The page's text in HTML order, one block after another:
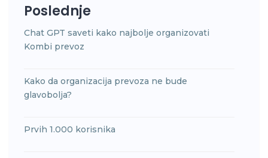
Poslednje
Chat GPT saveti kako najbolje organizovati
Kombi prevoz
Kako da organizacija prevoza ne bude
glavobolja?
Prvih 1.000 korisnika